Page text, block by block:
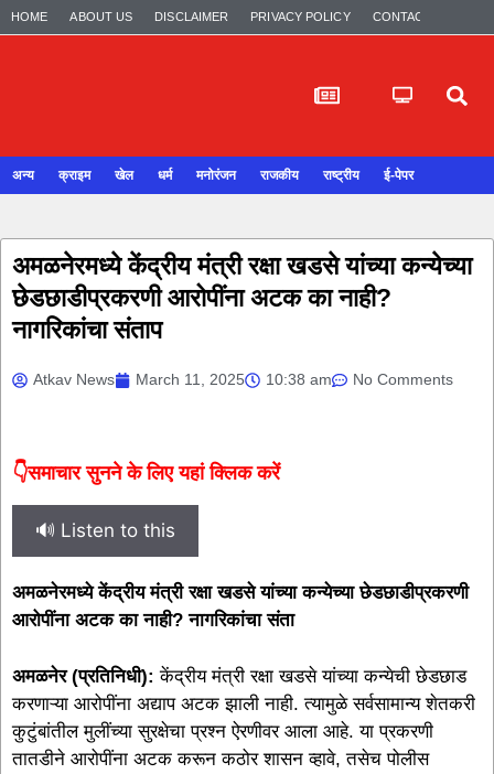
HOME ABOUT US DISCLAIMER PRIVACY POLICY CONTACT US
अन्य क्राइम खेल धर्म मनोरंजन राजकीय राष्ट्रीय ई-पेपर
अमळनेरमध्ये केंद्रीय मंत्री रक्षा खडसे यांच्या कन्येच्या
छेडछाडीप्रकरणी आरोपींना अटक का नाही?
नागरिकांचा संताप
Atkav News March 11, 2025 10:38 am No Comments
👇समाचार सुनने के लिए यहां क्लिक करें
🔊 Listen to this
अमळनेरमध्ये केंद्रीय मंत्री रक्षा खडसे यांच्या कन्येच्या छेडछाडीप्रकरणी
आरोपींना अटक का नाही? नागरिकांचा संता
अमळनेर (प्रतिनिधी): केंद्रीय मंत्री रक्षा खडसे यांच्या कन्येची छेडछाड
करणाऱ्या आरोपींना अद्याप अटक झाली नाही. त्यामुळे सर्वसामान्य शेतकरी
कुटुंबांतील मुलींच्या सुरक्षेचा प्रश्न ऐरणीवर आला आहे. या प्रकरणी
तातडीने आरोपींना अटक करून कठोर शासन व्हावे, तसेच पोलीस